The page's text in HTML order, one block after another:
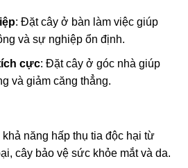
: Đặt cây ở bàn làm việc giúp
và sự nghiệp ổn định.
cực: Đặt cây ở góc nhà giúp
và giảm căng thẳng.
năng hấp thụ tia độc hại từ
cây bảo vệ sức khỏe mắt và da.